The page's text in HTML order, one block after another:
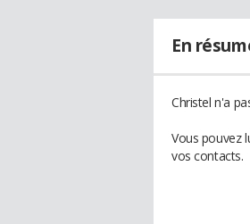
En
Christel n'a
Vous pouvez
vos contacts.